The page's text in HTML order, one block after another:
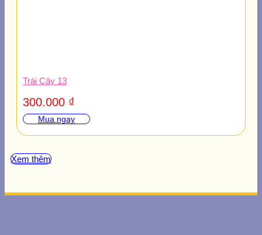
Trái Cây 13
300.000 ₫
Mua ngay
Xem thêm